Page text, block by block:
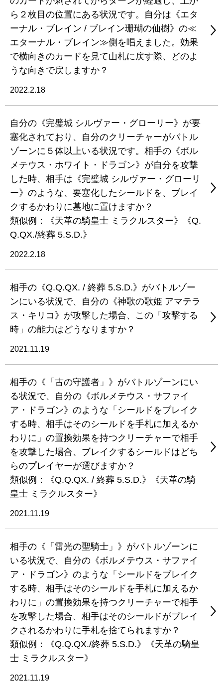
ら２枚目の位置にある状況です。自分は《エタ
ーナル・ブレイン / ブレイン珊瑚の仙樹》の≪
エターナル・ブレイン≫側を唱えました。効果
で横向きのカードを見て山札に戻す際、どのよ
うな向きで戻しますか？
2022.2.18
自分の《完璧城 シルヴァー・グローリー》が要
塞化されており、自分のクリーチャーがバトル
ゾーンに５体以上いる状況です。相手の《ボル
メテウス・ホワイト・ドラゴン》が自分を攻撃
した時、相手は《完璧城 シルヴァー・グローリ
ー》のような、要塞化したシールドを、ブレイ
クするかわりに墓地に置けますか？
類似例：《天革の騎皇士 ミラクルスター》《Q.
Q.QX./終葬 5.S.D.》
2022.2.18
相手の《Q.Q.QX. / 終葬 5.S.D.》がバトルゾー
ンにいる状況で、自分の《神歌の歌姫 アマテラ
ス・キリコ》が攻撃した場合、この「攻撃する
時」の能力はどうなりますか？
2021.11.19
相手の《「古の守護者」》がバトルゾーンにい
る状況で、自分の《ボルメテウス・サファイ
ア・ドラゴン》のような「シールドをブレイク
する時、相手はそのシールドを手札に加えるか
わりに」の置換効果を持つクリーチャーで相手
を攻撃した場合、ブレイクするシールドはどち
らのプレイヤーが選びますか？
類似例：《Q.Q.QX. / 終葬 5.S.D.》《天革の騎
皇士 ミラクルスター》
2021.11.19
相手の《「雷光の聖騎士」》がバトルゾーンに
いる状況で、自分の《ボルメテウス・サファイ
ア・ドラゴン》のような「シールドをブレイク
する時、相手はそのシールドを手札に加えるか
わりに」の置換効果を持つクリーチャーで相手
を攻撃した場合、相手はそのシールドがブレイ
クされるかわりに手札を捨てられますか？
類似例：《Q.Q.QX./終葬 5.S.D.》《天革の騎皇
士 ミラクルスター》
2021.11.19